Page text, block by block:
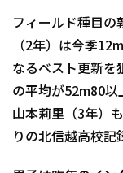
フィールド種目の
（2年）は今季
なるベスト更新を
の平均が52m80以
山本莉里（3年）
りの北信越高校記